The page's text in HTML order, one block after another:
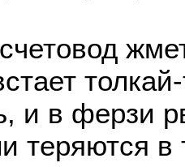
и в ферзи
теряются